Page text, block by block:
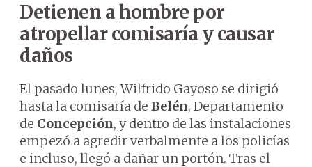
Detienen a hombre por
atropellar comisaría y causar
daños
El pasado lunes, Wilfrido Gayoso se dirigió
hasta la comisaría de Belén, Departamento
de Concepción, y dentro de las instalaciones
empezó a agredir verbalmente a los policías
e incluso, llegó a dañar un portón. Tras el